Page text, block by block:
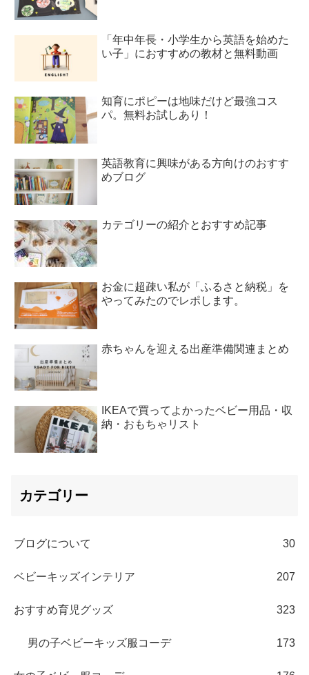
「年中年長・小学生から英語を始めた
い子」におすすめの教材と無料動画
知育にポピーは地味だけど最強コス
パ。無料お試しあり！
英語教育に興味がある方向けのおすす
めブログ
カテゴリーの紹介とおすすめ記事
お金に超疎い私が「ふるさと納税」を
やってみたのでレポします。
赤ちゃんを迎える出産準備関連まとめ
IKEAで買ってよかったベビー用品・収
納・おもちゃリスト
カテゴリー
ブログについて 30
ベビーキッズインテリア 207
おすすめ育児グッズ 323
男の子ベビーキッズ服コーデ 173